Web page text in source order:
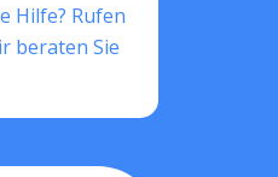
Hilfe? Rufen
beraten Sie